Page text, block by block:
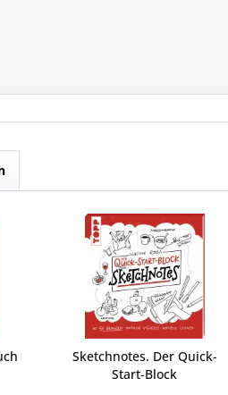
Sketchnotes. Der Quick-
Start-Block